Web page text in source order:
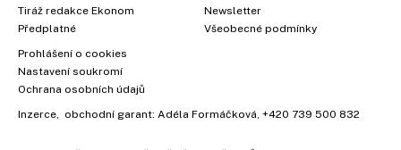
Tiráž redakce Ekonom
Předplatné
Newsletter
Všeobecné podmínky
Prohlášení o cookies
Nastavení soukromí
Ochrana osobních údajů
Inzerce , obchodní garant: Adéla Formáčková +420 739 500 832